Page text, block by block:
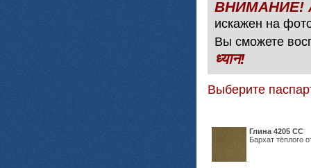
искажен на
Вы сможете
ध्यान!
Выберите
Глина 4205 СС
Бархат тёплого